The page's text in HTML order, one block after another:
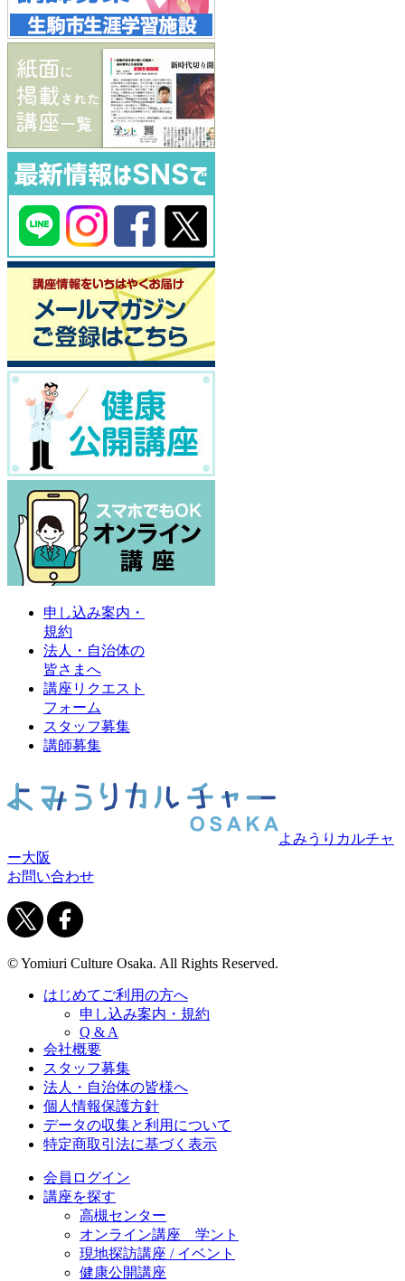
申し込み案内・
規約
法人・自治体の
皆さまへ
講座リクエスト
フォーム
スタッフ募集
講師募集
よみうりカルチャ
ー大阪
お問い合わせ
© Yomiuri Culture Osaka. All Rights Reserved.
はじめてご利用の方へ
申し込み案内・規約
Q & A
会社概要
スタッフ募集
法人・自治体の皆様へ
個人情報保護方針
データの収集と利用について
特定商取引法に基づく表示
会員ログイン
講座を探す
高槻センター
オンライン講座 学ント
現地探訪講座 / イベント
健康公開講座